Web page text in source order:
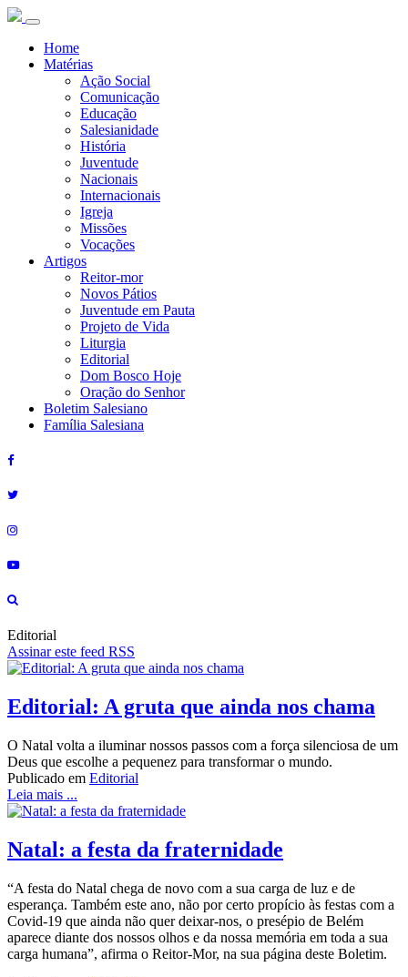
Home
Matérias
Ação Social
Comunicação
Educação
Salesianidade
História
Juventude
Nacionais
Internacionais
Igreja
Missões
Vocações
Artigos
Reitor-mor
Novos Pátios
Juventude em Pauta
Projeto de Vida
Liturgia
Editorial
Dom Bosco Hoje
Oração do Senhor
Boletim Salesiano
Família Salesiana
Editorial
Assinar este feed RSS
Editorial: A gruta que ainda nos chama
O Natal volta a iluminar nossos passos com a força silenciosa de um
Deus que escolhe a pequenez para transformar o mundo.
Publicado em Editorial
Leia mais ...
Natal: a festa da fraternidade
“A festa do Natal chega de novo com a sua carga de luz e de
esperança. Também este ano, não por certo propício às festas com a
Covid-19 que ainda não quer deixar-nos, o presépio de Belém
aparece diante dos nossos olhos e da nossa memória em toda a sua
carga humana”, afirma o Reitor-Mor, na sua página deste Boletim.